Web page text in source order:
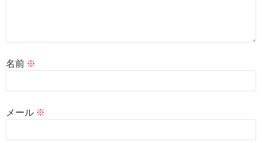
名前 ※
メール ※